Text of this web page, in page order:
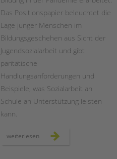
Das Positionspapier beleuchtet die
Lage junger Menschen im
Bildungsgeschehen aus Sicht der
Jugendsozialarbeit und gibt
paritätische
Handlungsanforderungen und
Beispiele, was Sozialarbeit an
Schule an Unterstützung leisten
kann.
weiterlesen paritätisches
positionspapier: